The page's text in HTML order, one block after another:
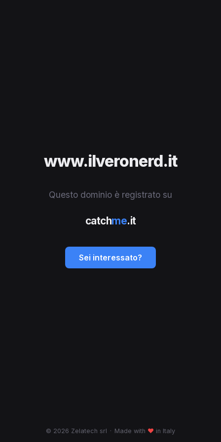
www.ilveronerd.it
Questo dominio è registrato su
catchme.it
Sei interessato?
© 2026 Zelatech srl · Made with ♥ in Italy